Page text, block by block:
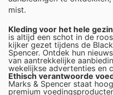
mist.
Kleding voor het hele gezin
is altijd een schot in de
kijker gezet tijdens de
Spencer. Ontdek hun
van aantrekkelijke
wekelijkse advertenties en
Ethisch verantwoorde
Marks & Spencer staat
premium